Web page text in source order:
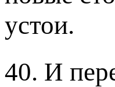
устои.
40. И